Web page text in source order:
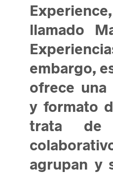
llamado
embargo,
ofrece una
y formato
trata
agrupan y